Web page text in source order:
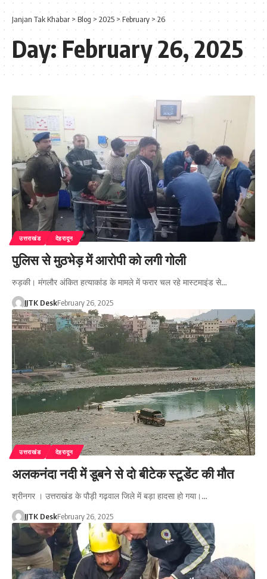
Janjan Tak Khabar >Blog > 2025 >February >26
Day:February 26, 2025
उत्तराखंड देहरादून
पुलिस से मुठभेड़ में आरोपी को लगी गोली
रुड़की। मंगलौर अंकित हत्याकांड के मामले में फरार चल रहे मास्टमाइंड से…
JJTK DeskFebruary 26, 2025
उत्तराखंड देहरादून
अलकनंदा नदी में डूबने से दो बीटेक स्टूडेंट की मौत
श्रीनगर । उत्तराखंड के पौड़ी गढ़वाल जिले में बड़ा हादसा हो गया।…
JJTK DeskFebruary 26, 2025